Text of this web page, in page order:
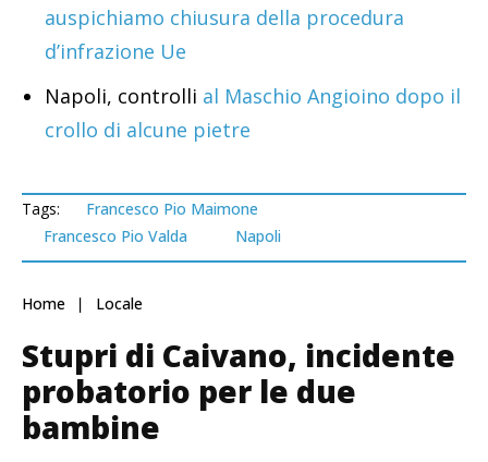
auspichiamo chiusura della procedura
d’infrazione Ue
Napoli, controlli al Maschio Angioino dopo il
crollo di alcune pietre
Tags:
Francesco Pio Maimone
Francesco Pio Valda
Napoli
Home Locale
Stupri di Caivano, incidente
probatorio per le due
bambine